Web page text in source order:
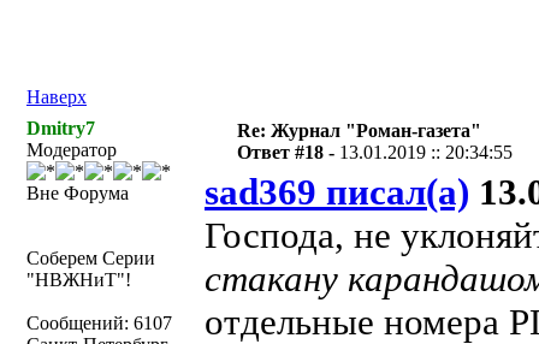
Наверх
Dmitry7
Модератор
Вне Форума
Соберем Серии
"НВЖНиТ"!
Сообщений: 6107
Re: Журнал "Роман-газета"
Ответ #18 - 13.01.2019 :: 20:34:55
sad369 писал(а)
Господа, не
стакану
отдельные номера